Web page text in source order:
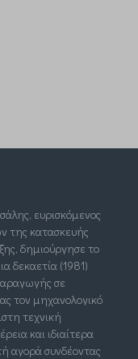
ευρισκόμενος
της κατασκευής
δημιούργησε το
δεκαετία (1981)
σε
τον μηχανολογικό
τεχνική
και ιδιαίτερα
αγορά συνδέοντας